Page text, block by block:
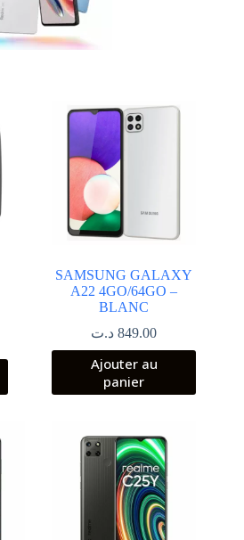
SAMSUNG GALAXY
A22 4GO/64GO –
BLANC
849.00 د.ت
Ajouter au
panier